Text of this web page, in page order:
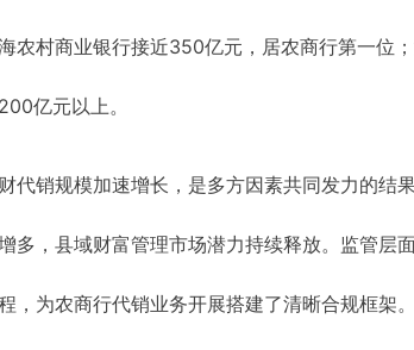
农村商业银行接近350亿元，居农商行第一位
亿元以上。
代销规模加速增长，是多方因素共同发力的结
多，县域财富管理市场潜力持续释放。监管层
，为农商行代销业务开展搭建了清晰合规框架